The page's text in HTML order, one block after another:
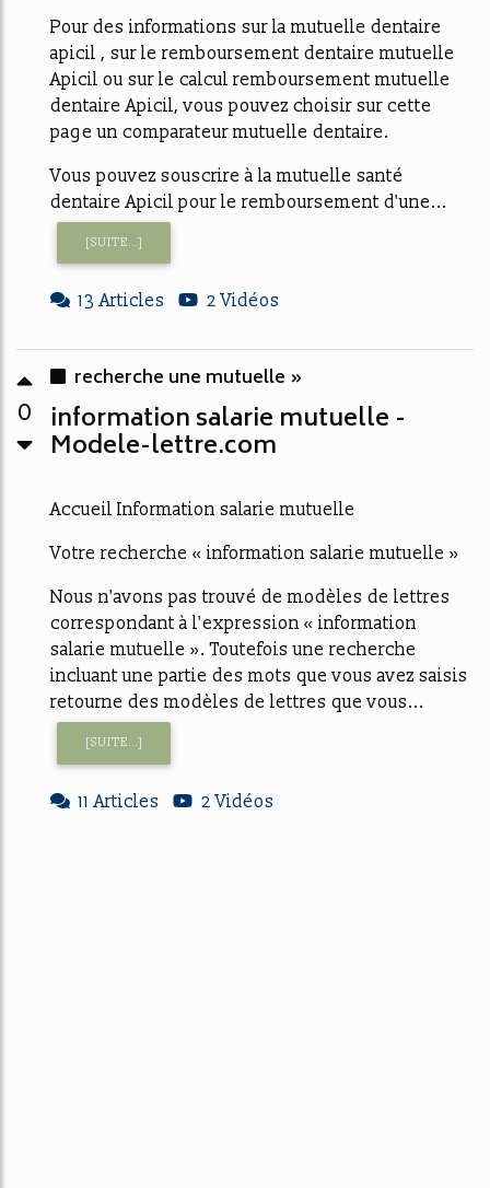
Pour des informations sur la mutuelle dentaire
apicil , sur le remboursement dentaire mutuelle
Apicil ou sur le calcul remboursement mutuelle
dentaire Apicil, vous pouvez choisir sur cette
page un comparateur mutuelle dentaire.
Vous pouvez souscrire à la mutuelle santé
dentaire Apicil pour le remboursement d'une...
[SUITE...]
13 Articles 2 Vidéos
0
recherche une mutuelle »
information salarie mutuelle -
Modele-lettre.com
Accueil Information salarie mutuelle
Votre recherche « information salarie mutuelle »
Nous n'avons pas trouvé de modèles de lettres
correspondant à l'expression « information
salarie mutuelle ». Toutefois une recherche
incluant une partie des mots que vous avez saisis
retourne des modèles de lettres que vous...
[SUITE...]
11 Articles 2 Vidéos